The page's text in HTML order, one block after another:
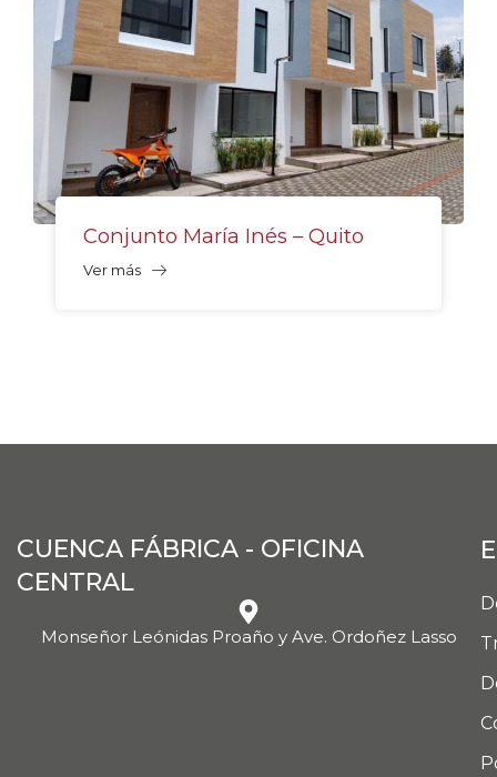
Conjunto María Inés – Quito
Ver más
CUENCA FÁBRICA - OFICINA
CENTRAL
Monseñor Leónidas Proaño y Ave. Ordoñez Lasso